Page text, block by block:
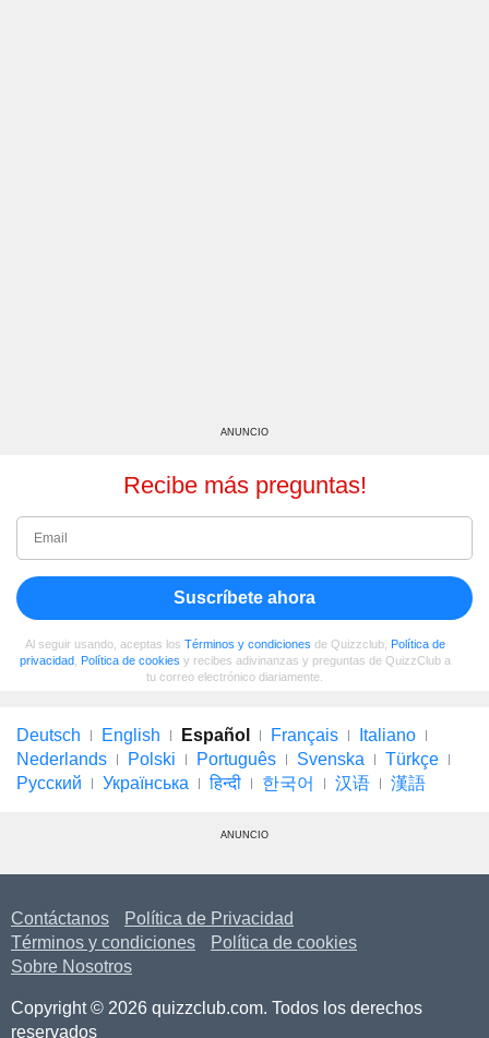
ANUNCIO
Recibe más preguntas!
Suscríbete ahora
Al seguir usando, aceptas los Términos y condiciones de Quizzclub, Política de
privacidad, Política de cookies y recibes adivinanzas y preguntas de QuizzClub a
tu correo electrónico diariamente.
Deutsch English Español Français
Italiano
Nederlands
Polski Português Svenska
Türkçe
Русский
Українська हिन्दी 한국어 汉语 漢語
ANUNCIO
Contáctanos
Política de Privacidad
Términos y condiciones
Política de cookies
Sobre Nosotros
Copyright © 2026 quizzclub.com. Todos los derechos
reservados